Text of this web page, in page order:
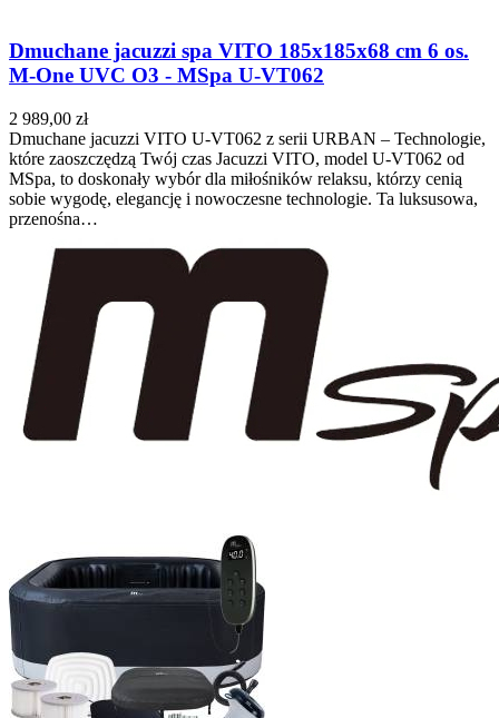
Dmuchane jacuzzi spa VITO 185x185x68 cm 6 os.
M-One UVC O3 - MSpa U-VT062
2 989,00 zł
Dmuchane jacuzzi VITO U-VT062 z serii URBAN – Technologie,
które zaoszczędzą Twój czas Jacuzzi VITO, model U-VT062 od
MSpa, to doskonały wybór dla miłośników relaksu, którzy cenią
sobie wygodę, elegancję i nowoczesne technologie. Ta luksusowa,
przenośna…